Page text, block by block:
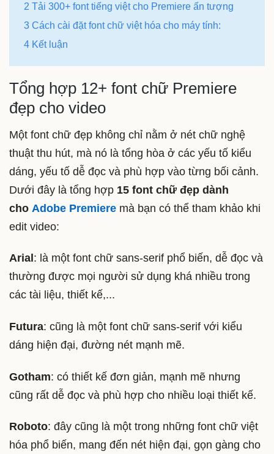
2 Tải 300+ font tiếng việt cho Premiere ấn tượng
3 Cách cài đặt font chữ việt hóa cho máy tính:
4 Kết luận
Tổng hợp 12+ font chữ Premiere
đẹp cho video
Một font chữ đẹp không chỉ nằm ở nét chữ nghệ
thuật thu hút, mà nó là tổng hòa ở các yếu tố kiểu
dáng, yếu tố dễ đọc và phù hợp vào từng bối cảnh.
Dưới đây là tổng hợp 15 font chữ đẹp dành
cho Adobe Premiere mà bạn có thể tham khảo khi
edit video:
Arial : là một font chữ sans-serif phổ biến, dễ đọc và
thường được mọi người sử dụng khá nhiều trong
các tài liệu, thiết kế,...
Futura: cũng là một font chữ sans-serif với kiểu
dáng hiện đại, đường nét mạnh mẽ.
Gotham: có thiết kế đơn giản, mạnh mẽ nhưng
cũng rất dễ đọc và phù hợp cho nhiều loại thiết kế.
Roboto: đây cũng là một trong những font chữ việt
hóa phổ biến, mang đến nét hiện đại, gọn gàng cho